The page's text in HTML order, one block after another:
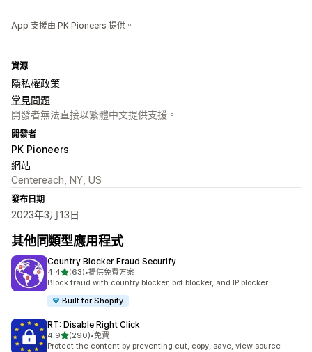
App 支援由 PK Pioneers 提供。
資源
隱私權政策
常見問題
開發者無法直接以繁體中文提供支援。
開發者
PK Pioneers
網站
Centereach, NY, US
發布日期
2023年3月13日
其他同類型應用程式
Country Blocker Fraud Securify
4.4滿分 5 顆星
(63)
共有 63 則評價
•提供免費方案
Block fraud with country blocker, bot blocker, and IP blocker
Built for Shopify
RT: Disable Right Click
4.9滿分 5 顆星
(290)
共有 290 則評價
•免費
Protect the content by preventing cut, copy, save, view source